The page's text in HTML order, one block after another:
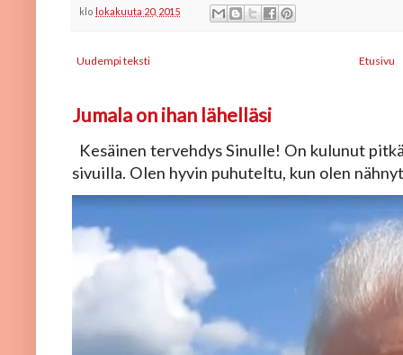
klo lokakuuta 20, 2015
Uudempi teksti Etusivu
Jumala on ihan lähelläsi
Kesäinen tervehdys Sinulle! On kulunut
sivuilla. Olen hyvin puhuteltu, kun olen